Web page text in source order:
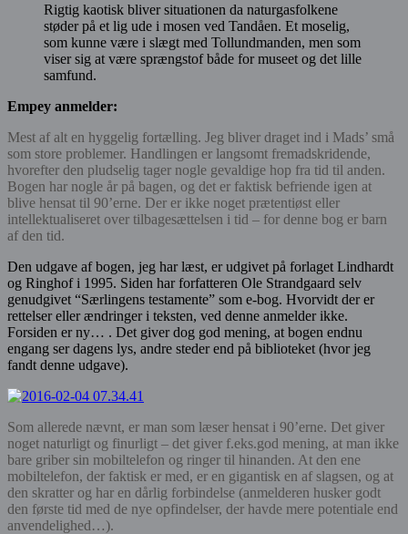
Rigtig kaotisk bliver situationen da naturgasfolkene
støder på et lig ude i mosen ved Tandåen. Et moselig,
som kunne være i slægt med Tollundmanden, men som
viser sig at være sprængstof både for museet og det lille
samfund.
Empey anmelder:
Mest af alt en hyggelig fortælling. Jeg bliver draget ind i Mads’ små
som store problemer. Handlingen er langsomt fremadskridende,
hvorefter den pludselig tager nogle gevaldige hop fra tid til anden.
Bogen har nogle år på bagen, og det er faktisk befriende igen at
blive hensat til 90’erne. Der er ikke noget prætentiøst eller
intellektualiseret over tilbagesættelsen i tid – for denne bog er barn
af den tid.
Den udgave af bogen, jeg har læst, er udgivet på forlaget Lindhardt
og Ringhof i 1995. Siden har forfatteren Ole Strandgaard selv
genudgivet “Særlingens testamente” som e-bog. Hvorvidt der er
rettelser eller ændringer i teksten, ved denne anmelder ikke.
Forsiden er ny… . Det giver dog god mening, at bogen endnu
engang ser dagens lys, andre steder end på biblioteket (hvor jeg
fandt denne udgave).
Som allerede nævnt, er man som læser hensat i 90’erne. Det giver
noget naturligt og finurligt – det giver f.eks.god mening, at man ikke
bare griber sin mobiltelefon og ringer til hinanden. At den ene
mobiltelefon, der faktisk er med, er en gigantisk en af slagsen, og at
den skratter og har en dårlig forbindelse (anmelderen husker godt
den første tid med de nye opfindelser, der havde mere potentiale end
anvendelighed…).